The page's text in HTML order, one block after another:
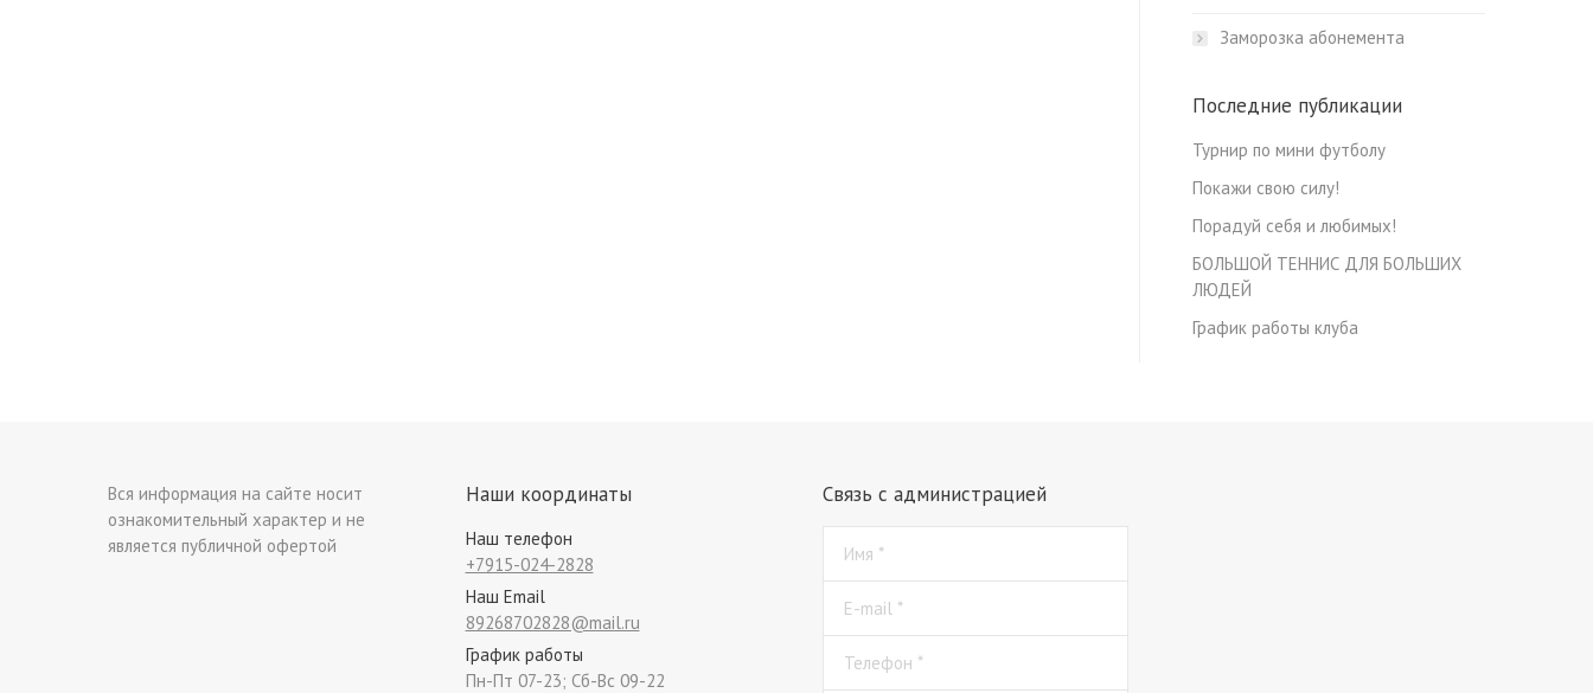
Заморозка абонемента
Последние публикации
Турнир по мини футболу
Покажи свою силу!
Порадуй себя и любимых!
БОЛЬШОЙ ТЕННИС ДЛЯ БОЛЬШИХ
ЛЮДЕЙ
График работы клуба
Вся информация на сайте носит
ознакомительный характер и не
является публичной офертой
Наши координаты
Наш телефон
+7915-024-2828
Наш Email
89268702828@mail.ru
График работы
Пн-Пт 07-23; Сб-Вс 09-22
Связь с администрацией
Имя *
E-mail *
Телефон *